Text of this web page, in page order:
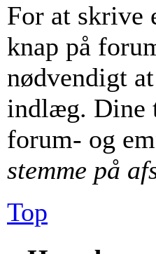
For at skrive
knap på
nødvendigt
indlæg. Dine
forum- og
stemme på
Top